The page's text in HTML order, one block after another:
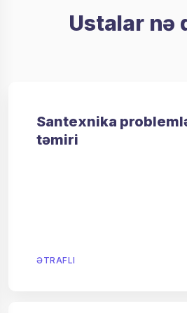
Ustalar nə
Santexnika
təmiri
ƏTRAFLI